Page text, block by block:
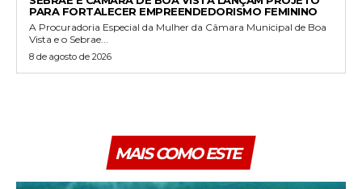
PARA FORTALECER EMPREENDEDORISMO FEMININO
A Procuradoria Especial da Mulher da Câmara Municipal de Boa
Vista e o Sebrae...
8 de agosto de 2026
MAIS COMO ESTE